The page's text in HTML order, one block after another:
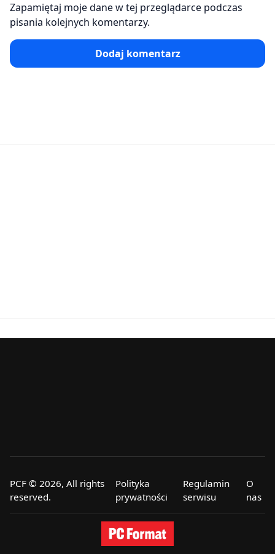
Zapamiętaj moje dane w tej przeglądarce podczas
pisania kolejnych komentarzy.
Dodaj komentarz
PCF © 2026, All rights
reserved.
Polityka
prywatności
Regulamin
serwisu
O
nas